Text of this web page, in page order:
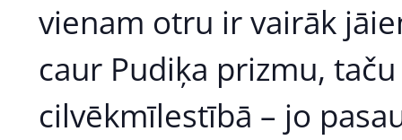
vienam otru ir vairāk
caur Pudiķa prizmu,
cilvēkmīlestībā – jo